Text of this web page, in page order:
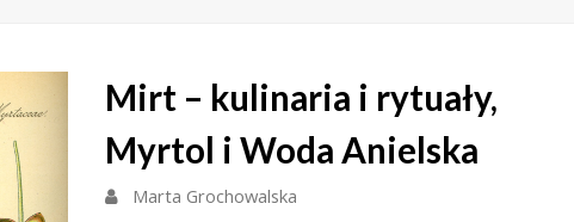
Mirt – kulinaria i rytuały,
Myrtol i Woda Anielska
Marta Grochowalska